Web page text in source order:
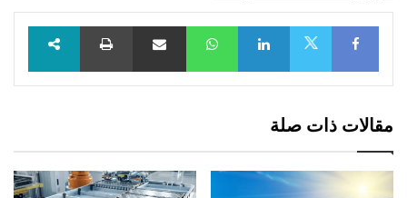
Facebook
LinkedIn
WhatsAppمشاركة عبر البريد طباعة
مقالات ذات صلة